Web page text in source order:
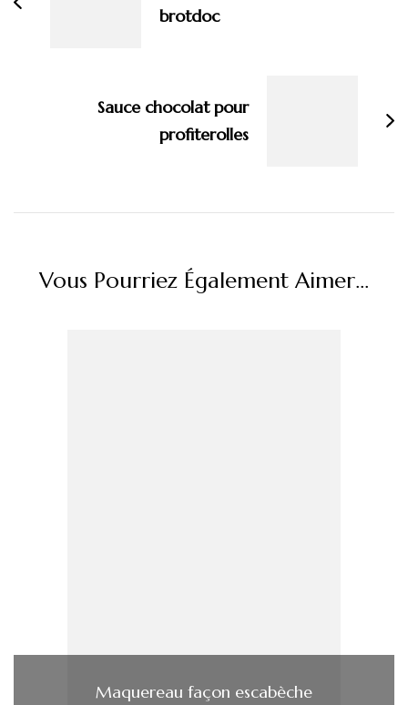
brotdoc
Sauce chocolat pour
profiterolles
Vous Pourriez Également Aimer...
Maquereau façon escabèche